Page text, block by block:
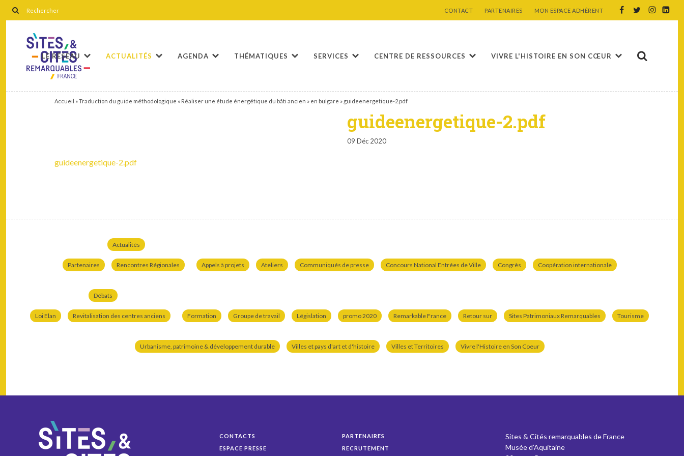
CONTACT PARTENAIRES MON ESPACE ADHÉRENT
LE RÉSEAU ACTUALITÉS AGENDA THÉMATIQUES SERVICES CENTRE DE RESSOURCES VIVRE L'HISTOIRE EN SON CŒUR
Accueil »Traduction du guide méthodologique « Réaliser une étude énergétique du bâti ancien » en bulgare » guideenergetique-2.pdf
guideenergetique-2.pdf
09 Déc 2020
guideenergetique-2.pdf
Actualités
Partenaires Rencontres Régionales Appels à projets Ateliers Communiqués de presse Concours National Entrées de Ville Congrès Coopération internationale
Débats
Loi Elan Revitalisation des centres anciens Formation Groupe de travail Législation promo 2020 Remarkable France Retour sur Sites Patrimoniaux Remarquables Tourisme
Urbanisme, patrimoine & développement durable Villes et pays d'art et d'histoire Villes et Territoires Vivre l'Histoire en Son Coeur
CONTACTS
ESPACE PRESSE
PARTENAIRES
RECRUTEMENT
Sites & Cités remarquables de France
Musée d’Aquitaine